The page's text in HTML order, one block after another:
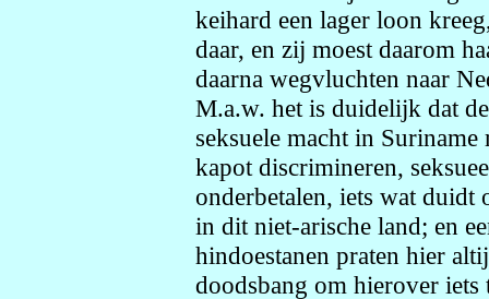
keihard een lager loon
daar, en zij moest daarom
daarna wegvluchten naar
M.a.w. het is duidelijk dat
seksuele macht in
kapot discrimineren,
onderbetalen, iets wat duidt
in dit niet-arische land; en
hindoestanen praten hier
doodsbang om hierover